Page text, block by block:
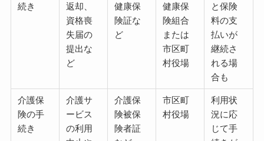
続き
返却、
資格喪
失届の
提出な
ど
健康保
険証な
ど
健康保
険組合
または
市区町
村役場
と保険
料の支
払いが
継続さ
れる場
合も
介護保
険の手
続き
介護サ
ービス
の利用
介護保
険被保
険者証
市区町
村役場
利用状
況に応
じて手